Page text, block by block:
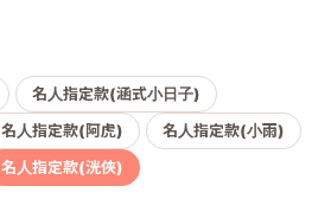
名人指定款(涵式小日子)
名人指定款(阿虎)
名人指定款(小雨)
名人指定款(洸俠)